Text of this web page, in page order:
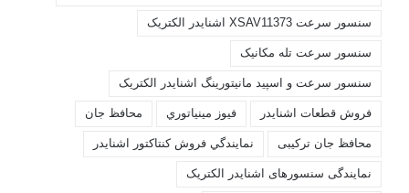
سنسور سرعت XSAV11373 اشنایدر الکتریک
سنسور سرعت تله مکانیک
سنسور سرعت و اسپید مانیتورینگ اشنایدر الکتریک
فروش قطعات اشنايدر فيوز مينياتوري محافظ جان
محافظ جان ترکیبی نمايندگي فروش کنتاکتور اشنايدر
نمایندگی سنسورهای اشنایدر الکتریک